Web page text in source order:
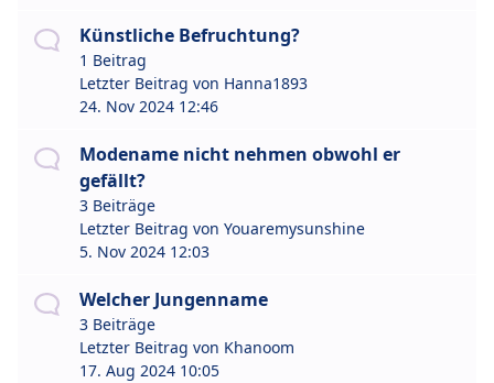
Künstliche Befruchtung?
1 Beitrag
Letzter Beitrag von Hanna1893
24. Nov 2024 12:46
Modename nicht nehmen obwohl er
gefällt?
3 Beiträge
Letzter Beitrag von Youaremysunshine
5. Nov 2024 12:03
Welcher Jungenname
3 Beiträge
Letzter Beitrag von Khanoom
17. Aug 2024 10:05